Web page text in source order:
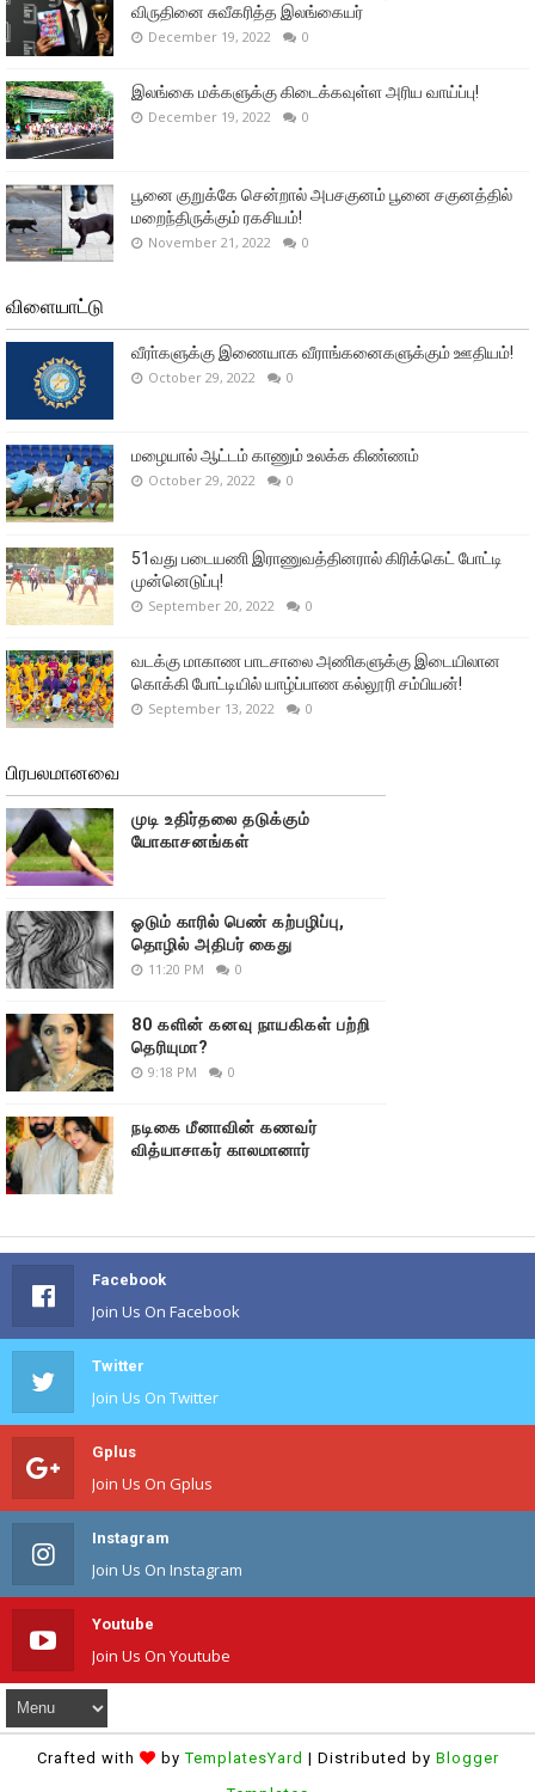
விருதினை சுவீகரித்த இலங்கையர்
December 19, 2022 0
இலங்கை மக்களுக்கு கிடைக்கவுள்ள அரிய வாய்ப்பு!
December 19, 2022 0
பூனை குறுக்கே சென்றால் அபசகுனம் பூனை சகுனத்தில்
மறைந்திருக்கும் ரகசியம்!
November 21, 2022 0
விளையாட்டு
வீரா்களுக்கு இணையாக வீராங்கனைகளுக்கும் ஊதியம்!
October 29, 2022 0
மழையால் ஆட்டம் காணும் உலக்க கிண்ணம்
October 29, 2022 0
51வது படையணி இராணுவத்தினரால் கிரிக்கெட் போட்டி
முன்னெடுப்பு!
September 20, 2022 0
வடக்கு மாகாண பாடசாலை அணிகளுக்கு இடையிலான
கொக்கி போட்டியில் யாழ்ப்பாண கல்லூரி சம்பியன்!
September 13, 2022 0
பிரபலமானவை
முடி உதிர்தலை தடுக்கும்
யோகாசனங்கள்
ஓடும் காரில் பெண் கற்பழிப்பு,
தொழில் அதிபர் கைது
11:20 PM 0
80 களின் கனவு நாயகிகள் பற்றி
தெரியுமா?
9:18 PM 0
நடிகை மீனாவின் கணவர்
வித்யாசாகர் காலமானார்
Facebook
Join Us On Facebook
Twitter
Join Us On Twitter
Gplus
Join Us On Gplus
Instagram
Join Us On Instagram
Youtube
Join Us On Youtube
Crafted with byTemplatesYard | Distributed by Blogger